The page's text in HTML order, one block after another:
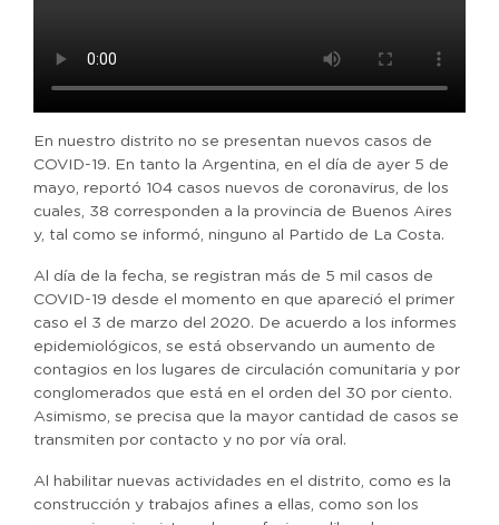
En nuestro distrito no se presentan nuevos casos de
COVID-19. En tanto la Argentina, en el día de ayer 5 de
mayo, reportó 104 casos nuevos de coronavirus, de los
cuales, 38 corresponden a la provincia de Buenos Aires
y, tal como se informó, ninguno al Partido de La Costa.
Al día de la fecha, se registran más de 5 mil casos de
COVID-19 desde el momento en que apareció el primer
caso el 3 de marzo del 2020. De acuerdo a los informes
epidemiológicos, se está observando un aumento de
contagios en los lugares de circulación comunitaria y por
conglomerados que está en el orden del 30 por ciento.
Asimismo, se precisa que la mayor cantidad de casos se
transmiten por contacto y no por vía oral.
Al habilitar nuevas actividades en el distrito, como es la
construcción y trabajos afines a ellas, como son los